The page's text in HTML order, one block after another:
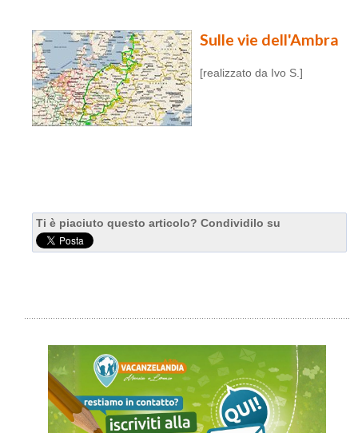
Sulle vie dell'Ambra
[realizzato da Ivo S.]
Ti è piaciuto questo articolo? Condividilo su